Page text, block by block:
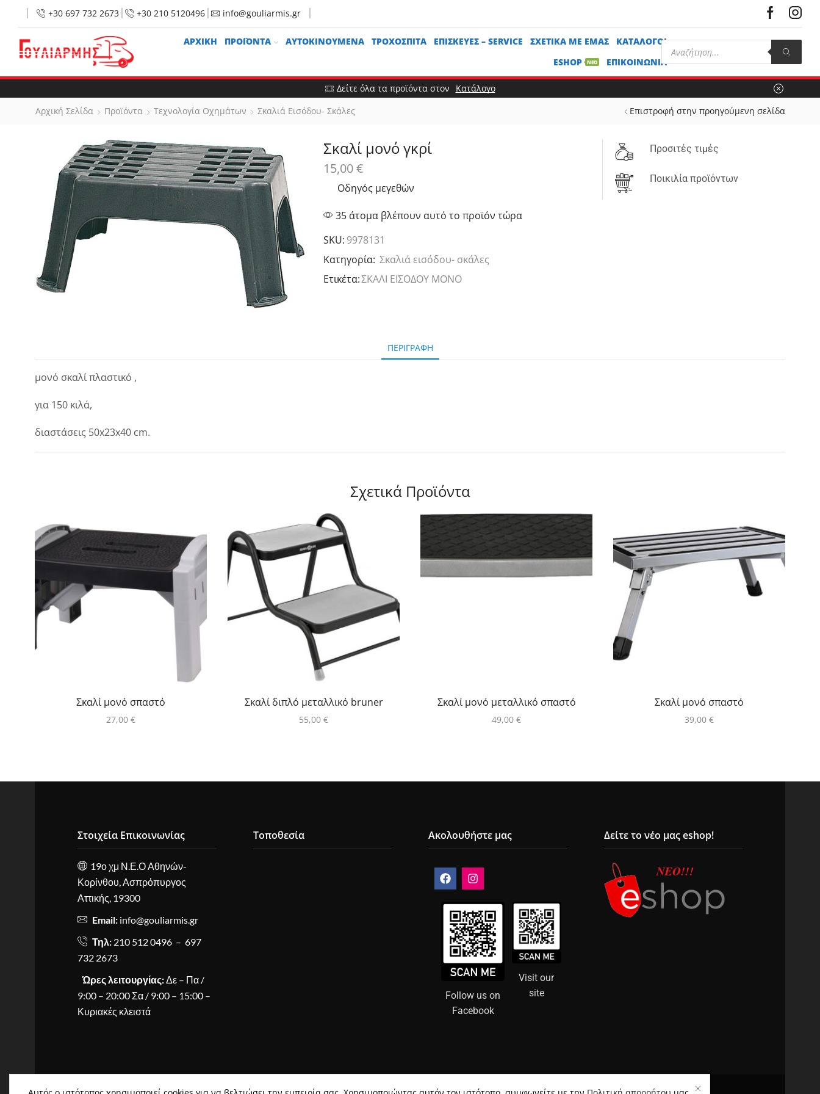
+30 697 732 2673 +30 210 5120496 info@gouliarmis.gr
ΑΡΧΙΚΉ ΠΡΟΪΟΝΤΑ ΑΥΤΟΚΙΝΟΎΜΕΝΑ ΤΡΟΧΌΣΠΙΤΑ ΕΠΙΣΚΕΥΈΣ – SERVICE ΣΧΕΤΙΚΆ ΜΕ ΕΜΆΣ
ΚΑΤΆΛΟΓΟΙ
ESHOP
ΝΕΟ ΕΠΙΚΟΙΝΩΝΊΑ
Δείτε όλα τα προϊόντα στον
Κατάλογο
Αρχική Σελίδα
Προϊόντα Τεχνολογία Οχημάτων Σκαλιά Εισόδου- Σκάλες Επιστροφή στην προηγούμενη σελίδα
Σκαλί μονό γκρί
15,00€
Οδηγός μεγεθών
35 άτομα βλέπουν αυτό το προϊόν τώρα
SKU: 9978131
Κατηγορία: Σκαλιά εισόδου- σκάλες
Ετικέτα:ΣΚΑΛΙ ΕΙΣΟΔΟΥ ΜΟΝΟ
Προσιτές τιμές
Ποικιλία προϊόντων
ΠΕΡΙΓΡΑΦΉ
μονό σκαλί πλαστικό ,
για 150 κιλά,
διαστάσεις 50x23x40 cm.
Σχετικά Προϊόντα
Σκαλί μονό σπαστό
27,00 €
Σκαλί διπλό μεταλλικό bruner
55,00 €
Σκαλί μονό μεταλλικό σπαστό
49,00 €
Σκαλί μονό σπαστό
39,00 €
Στοιχεία Επικοινωνίας
19ο χμ Ν.Ε.Ο Αθηνών-
Κορίνθου, Ασπρόπυργος
Αττικής, 19300
Email: info@gouliarmis.gr
Τηλ: 210 512 0496 – 697
732 2673
Ώρες λειτουργίας: Δε – Πα /
9:00 – 20:00 Σα / 9:00 – 15:00 –
Κυριακές κλειστά
Τοποθεσία Ακολουθήστε μας
Follow us on
Facebook
Visit our
site
Δείτε το νέο μας eshop!